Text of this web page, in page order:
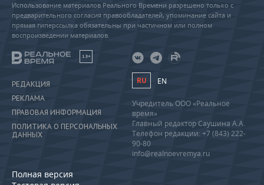
Использование материалов Реального Времени разрешено только с
предварительного согласия правообладателей, упоминание сайта и
прямая гиперссылка обязательны при частичном или полном
воспроизведении материалов.
18+
РЕДАКЦИЯ
РЕКЛАМА
ПРАВОВАЯ ИНФОРМАЦИЯ
ПОЛИТИКА О ПЕРСОНАЛЬНЫХ
ДАННЫХ
Полная версия
RU EN
Учредитель ООО «Реальное
время»
Главный редактор Саушина А.А.
Телефон редакции: +7 (843) 222-
90-80
info@realnoevremya.ru